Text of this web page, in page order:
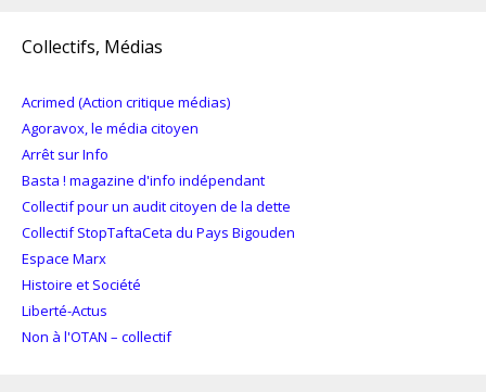
Collectifs, Médias
Acrimed (Action critique médias)
Agoravox, le média citoyen
Arrêt sur Info
Basta ! magazine d'info indépendant
Collectif pour un audit citoyen de la dette
Collectif StopTaftaCeta du Pays Bigouden
Espace Marx
Histoire et Société
Liberté-Actus
Non à l'OTAN – collectif